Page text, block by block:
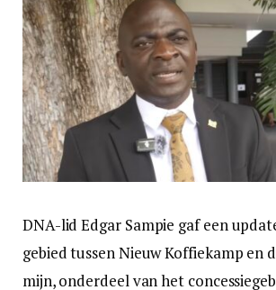
DNA-lid Edgar Sampie gaf een
gebied tussen Nieuw Koffiekamp en
mijn, onderdeel van het